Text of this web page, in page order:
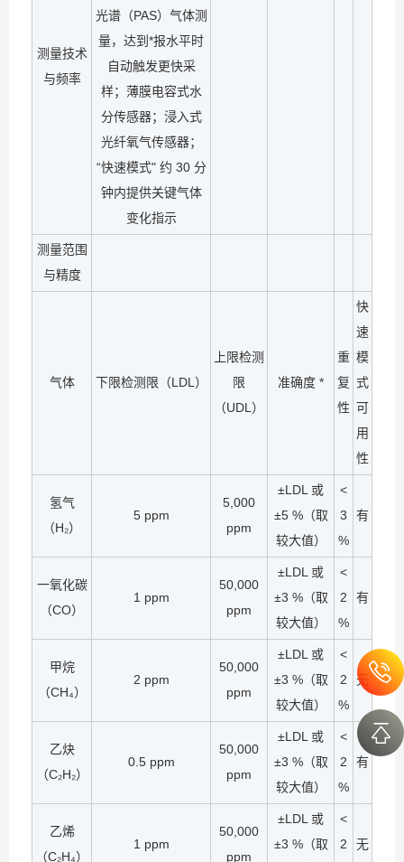
测量技术
与频率
光谱（PAS）气体测
量，达到*报水平时
自动触发更快采
样；薄膜电容式水
分传感器；浸入式
光纤氧气传感器；
“快速模式" 约 30 分
钟内提供关键气体
变化指示
测量范围
与精度
气体 下限检测限（LDL）
上限检测
限
（UDL）
准确度 *
重
复
性
快
速
模
式
可
用
性
氢气
（H₂）
5 ppm
5,000
ppm
±LDL 或
±5 %（取
较大值）
<
3
%
有
一氧化碳
（CO）
1 ppm
50,000
ppm
±LDL 或
±3 %（取
较大值）
<
2
%
有
甲烷
（CH₄）
2 ppm
50,000
ppm
±LDL 或
±3 %（取
较大值）
<
2
%
无
乙炔
（C₂H₂）
0.5 ppm
50,000
ppm
±LDL 或
±3 %（取
较大值）
<
2
%
有
乙烯
（C₂H₄）
1 ppm
50,000
ppm
±LDL 或
±3 %（取
<
2
无